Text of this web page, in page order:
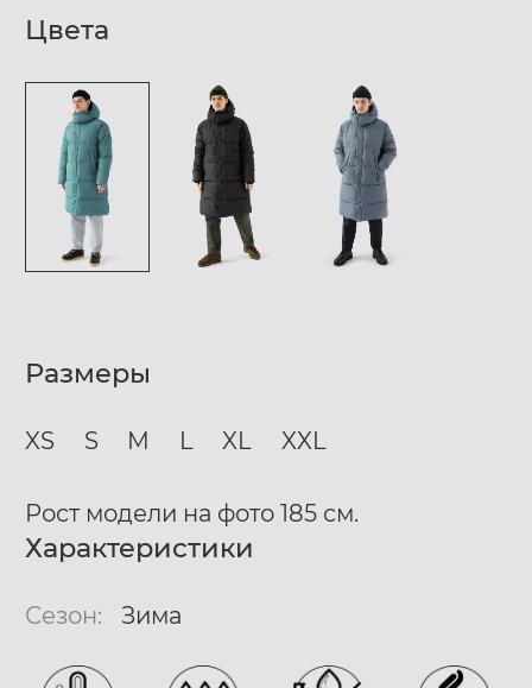
Цвета
Размеры
XS S M L XL XXL
Рост модели на фото 185 см.
Характеристики
Сезон: Зима